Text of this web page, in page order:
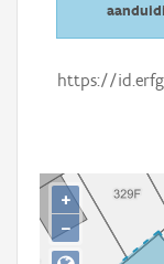
Persoon of collectief
Aanmelden
https://
+
−